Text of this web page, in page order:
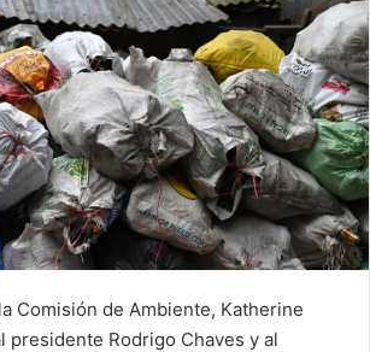
Comisión de Ambiente, Katherine
presidente Rodrigo Chaves y al